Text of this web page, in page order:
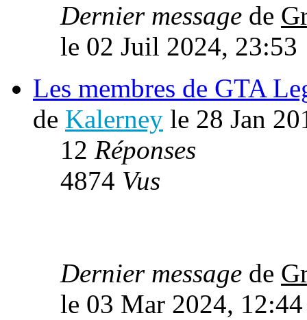
Dernier message de
le 02 Juil 2024, 23:53
Les membres de GTA
de Kalerney le 28 Jan
12 Réponses
4874 Vus
Dernier message de
le 03 Mar 2024, 12:44